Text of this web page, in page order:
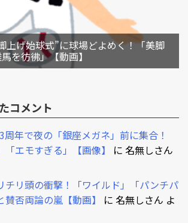
上げ始球式”に球場どよめく！「美脚
を彷彿」【動画】
コメント
年で夜の「銀座メガネ」前に集合！
「エモすぎる」【画像】
に 名無しさん
チリ頭の衝撃！「ワイルド」「パンチパ
否両論の嵐【動画】
に 名無しさん よ